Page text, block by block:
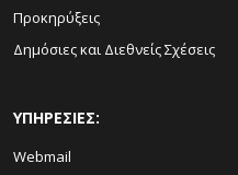
Προκηρύξεις
Δημόσιες και Διεθνείς Σχέσεις
ΥΠΗΡΕΣΙΕΣ:
Webmail